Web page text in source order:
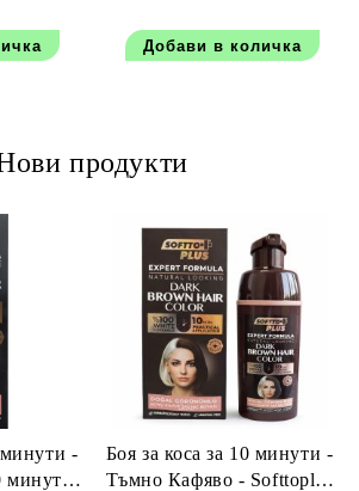
продукти
минути -
минути -
Боя за коса за 10 минути -
Тъмно Кафяво - Softtoplus